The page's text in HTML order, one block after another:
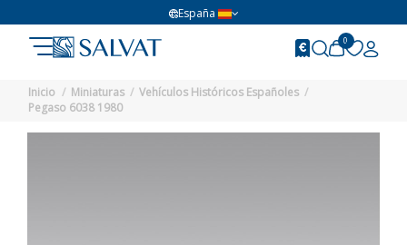
España
0
Inicio Miniaturas
Vehículos Históricos Españoles
Pegaso 6038 1980